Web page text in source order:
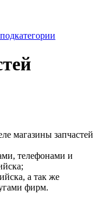
магазины запчастей
телефонами и
а так же
фирм.